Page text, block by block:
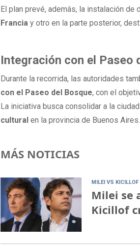
El plan prevé, además, la instalación
Francia y otro en la parte posterior,
Integración con el Paseo
Durante la recorrida, las autoridades
con el Paseo del Bosque, con el
La iniciativa busca consolidar a la
cultural en la provincia de Buenos Aires.
MÁS NOTICIAS
MILEI VS KICILLOF
Milei se
Kicillof